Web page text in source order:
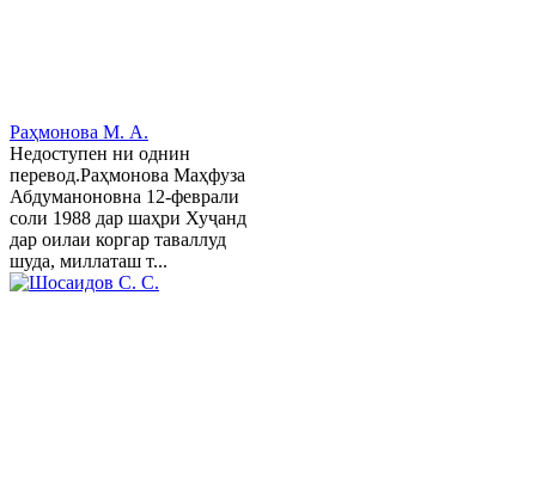
Раҳмонова М. А.
Недоступен ни однин
перевод.Раҳмонова Маҳфуза
Абдуманоновна 12-феврали
соли 1988 дар шаҳри Хуҷанд
дар оилаи коргар таваллуд
шуда, миллаташ т...